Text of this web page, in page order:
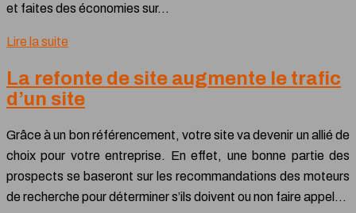
et faites des économies sur…
Lire la suite
La refonte de site augmente le trafic
d’un site
Grâce à un bon référencement, votre site va devenir un allié de
choix pour votre entreprise. En effet, une bonne partie des
prospects se baseront sur les recommandations des moteurs
de recherche pour déterminer s’ils doivent ou non faire appel…